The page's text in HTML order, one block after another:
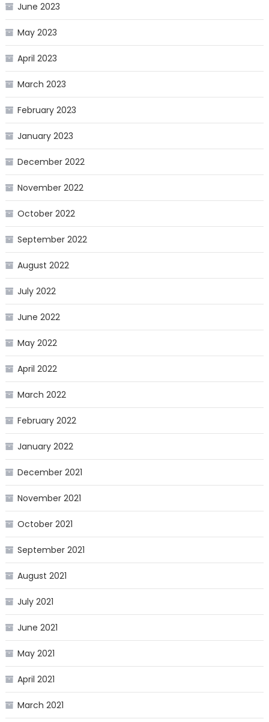
June 2023
May 2023
April 2023
March 2023
February 2023
January 2023
December 2022
November 2022
October 2022
September 2022
August 2022
July 2022
June 2022
May 2022
April 2022
March 2022
February 2022
January 2022
December 2021
November 2021
October 2021
September 2021
August 2021
July 2021
June 2021
May 2021
April 2021
March 2021